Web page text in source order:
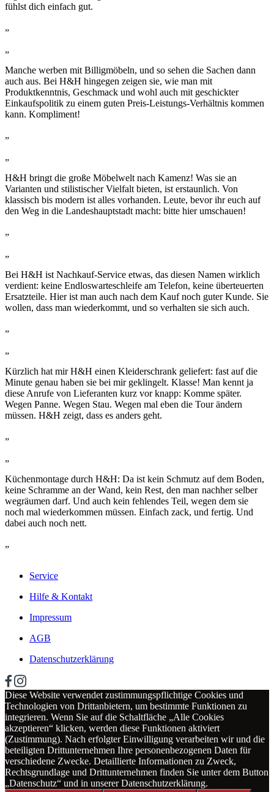
fühlst dich einfach gut.
„
„
Manche werben mit Billigmöbeln, und so sehen die Sachen dann
auch aus. Bei H&H hingegen zeigen sie, wie man mit
Produktkenntnis, Geschmack und wohl auch mit geschickter
Einkaufspolitik zu einem guten Preis-Leistungs-Verhältnis kommen
kann. Kompliment!
„
„
H&H bringt die große Möbelwelt nach Kamenz! Was sie an
Varianten und stilistischer Vielfalt bieten, ist erstaunlich. Von
klassisch bis modern ist alles vorhanden. Leute, bevor ihr euch auf
den Weg in die Landeshauptstadt macht: bitte hier umschauen!
„
„
Bei H&H ist Nachkauf-Service etwas, das diesen Namen wirklich
verdient: keine Endloswarteschleife am Telefon, keine überteuerten
Ersatzteile. Hier ist man auch nach dem Kauf noch guter Kunde. Sie
wollen, dass man wiederkommt, und so verhalten sie sich auch.
„
„
Kürzlich hat mir H&H einen Kleiderschrank geliefert: fast auf die
Minute genau haben sie bei mir geklingelt. Klasse! Man kennt ja
diese Anrufe von Lieferanten kurz vor knapp: Komme später.
Wegen Panne. Wegen Stau. Wegen mal eben die Tour ändern
müssen. H&H zeigt, dass es anders geht.
„
„
Küchenmontage durch H&H: Da ist kein Schmutz auf dem Boden,
keine Schramme an der Wand, kein Rest, den man nachher selber
wegräumen darf. Und auch kein fehlendes Teil, wegen dem sie
noch mal wiederkommen müssen. Einfach zack, und fertig. Und
dabei auch noch nett.
„
Service
Hilfe & Kontakt
Impressum
AGB
Datenschutzerklärung
Diese Website verwendet zustimmungspflichtige Cookies und
Technologien von Drittanbietern, um bestimmte Funktionen zu
integrieren. Wenn Sie auf die Schaltfläche „Alle Cookies
akzeptieren“ klicken, werden diese Funktionen aktiviert
(Zustimmung). Nach erfolgter Einwilligung verarbeiten wir und die
beteiligten Drittunternehmen Ihre personenbezogenen Daten für
verschiedene Zwecke. Detaillierte Informationen zu Zweck,
Rechtsgrundlage und Drittunternehmen finden Sie unter dem Button
„Datenschutz“ und in unserer Datenschutzerklärung.